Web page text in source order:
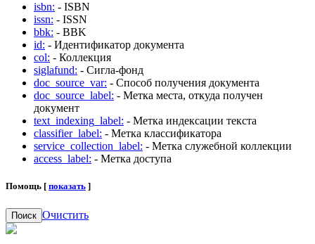
isbn: - ISBN
issn: - ISSN
bbk: - BBK
id: - Идентификатор документа
col: - Коллекция
siglafund: - Сигла-фонд
doc_source_var: - Способ получения документа
doc_source_label: - Метка места, откуда получен
документ
text_indexing_label: - Метка индексации текста
classifier_label: - Метка классификатора
service_collection_label: - Метка служебной коллекции
access_label: - Метка доступа
Помощь [ показать ]
Поиск Очистить